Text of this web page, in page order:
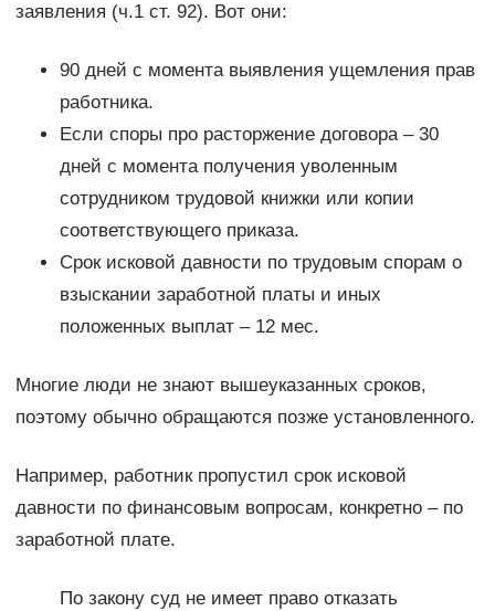
заявления (ч.1 ст. 92). Вот они:
90 дней с момента выявления ущемления прав
работника.
Если споры про расторжение договора – 30
дней с момента получения уволенным
сотрудником трудовой книжки или копии
соответствующего приказа.
Срок исковой давности по трудовым спорам о
взыскании заработной платы и иных
положенных выплат – 12 мес.
Многие люди не знают вышеуказанных сроков,
поэтому обычно обращаются позже установленного.
Например, работник пропустил срок исковой
давности по финансовым вопросам, конкретно – по
заработной плате.
По закону суд не имеет право отказать